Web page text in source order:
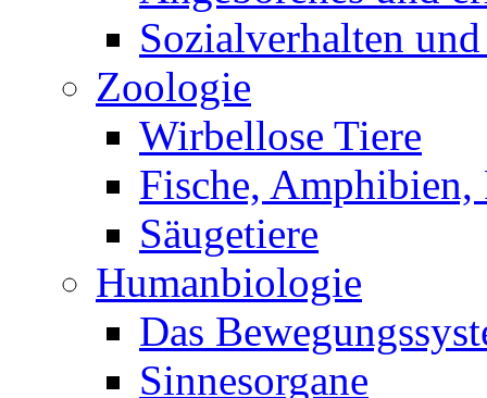
Sozialverhalten
Zoologie
Wirbellose Tiere
Fische,
Säugetiere
Humanbiologie
Das
Sinnesorgane